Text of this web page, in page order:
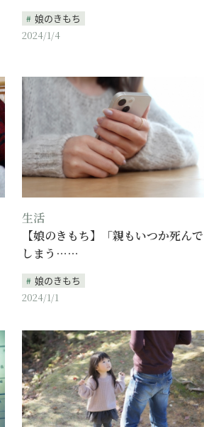
娘のきもち
2024/1/4
生活
【娘のきもち】「親もいつか死んで
しまう……
娘のきもち
2024/1/1